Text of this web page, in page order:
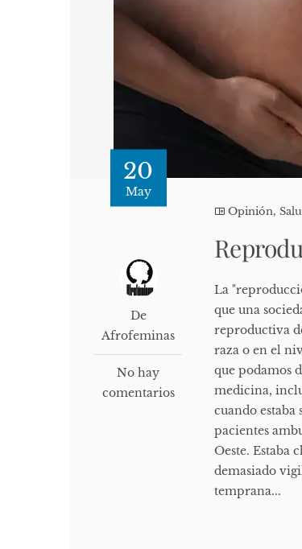
20
May
De
Afrofeminas
No hay
comentarios
Opinión,
La
que una
reproductiva
raza o en el
que podamos
medicina,
cuando
pacientes
Oeste. Estaba
demasiado
temprana...